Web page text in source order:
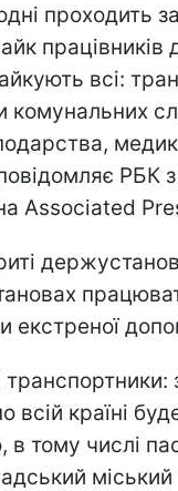
проходить
всі:
комунальних
РБК з
Associated
екстреної
всій країні
в тому числі
міський